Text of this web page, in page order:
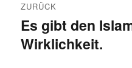
ZURÜCK
Vorheriger
Beitrag:
Es gibt den
Wirklichkeit.